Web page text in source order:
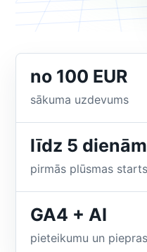
no 100 EUR
sākuma uzdevums
līdz 5 dienām
pirmās plūsmas starts
GA4 + AI
pieteikumu un